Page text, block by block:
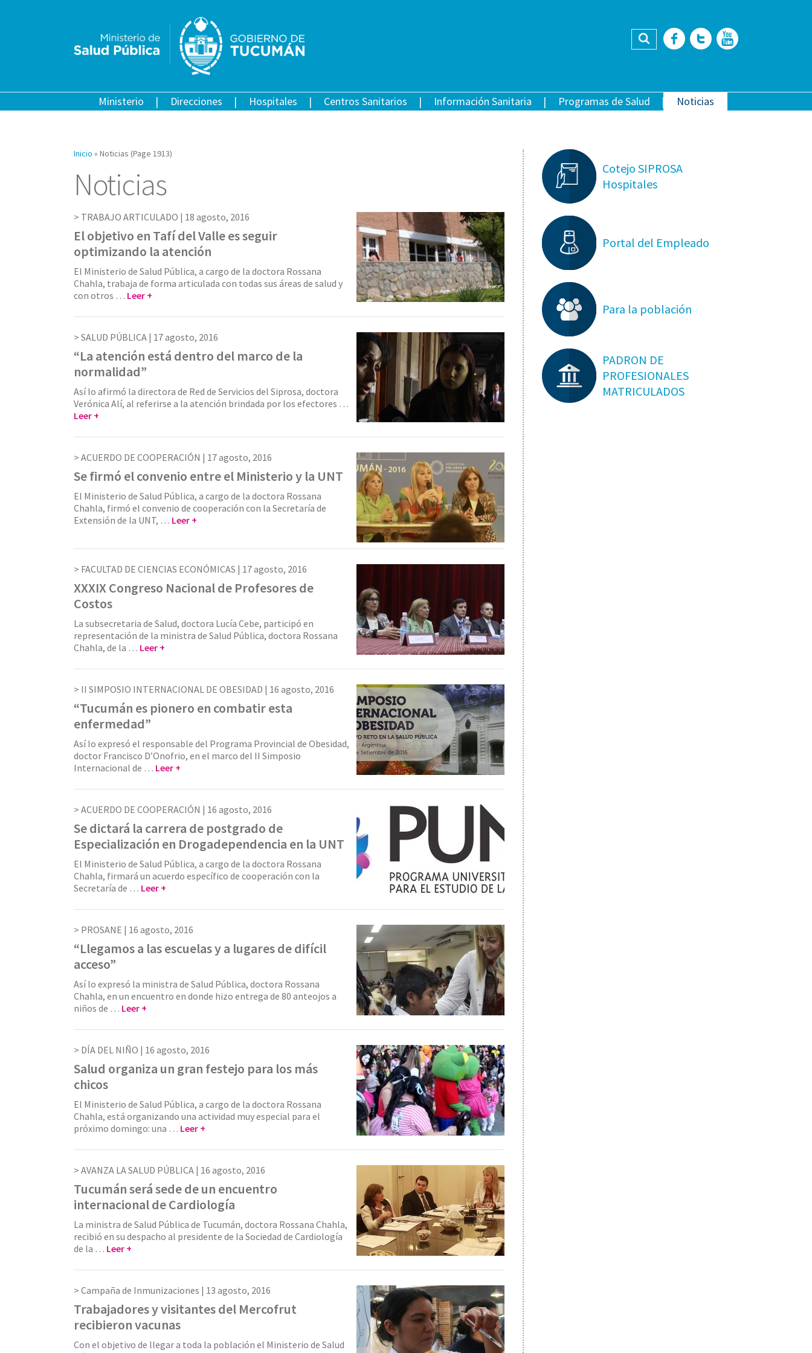
Buscar Facebook
Twitter
Ministerio Direcciones Hospitales Centros Sanitarios Información Sanitaria Programas de Salud Noticias
Inicio » Noticias (Page 1913)
Noticias
TRABAJO ARTICULADO | 18 agosto, 2016
El objetivo en Tafí del Valle es seguir
optimizando la atención
El Ministerio de Salud Pública, a cargo de la doctora Rossana
Chahla, trabaja de forma articulada con todas sus áreas de salud y
con otros … Leer +
SALUD PÚBLICA | 17 agosto, 2016
“La atención está dentro del marco de la
normalidad”
Así lo afirmó la directora de Red de Servicios del Siprosa, doctora
Verónica Alí, al referirse a la atención brindada por los efectores …
Leer +
ACUERDO DE COOPERACIÓN | 17 agosto, 2016
Se firmó el convenio entre el Ministerio y la UNT
El Ministerio de Salud Pública, a cargo de la doctora Rossana
Chahla, firmó el convenio de cooperación con la Secretaría de
Extensión de la UNT, … Leer +
FACULTAD DE CIENCIAS ECONÓMICAS | 17 agosto, 2016
XXXIX Congreso Nacional de Profesores de
Costos
La subsecretaria de Salud, doctora Lucía Cebe, participó en
representación de la ministra de Salud Pública, doctora Rossana
Chahla, de la … Leer +
II SIMPOSIO INTERNACIONAL DE OBESIDAD | 16 agosto, 2016
“Tucumán es pionero en combatir esta
enfermedad”
Así lo expresó el responsable del Programa Provincial de Obesidad,
doctor Francisco D’Onofrio, en el marco del II Simposio
Internacional de … Leer +
ACUERDO DE COOPERACIÓN | 16 agosto, 2016
Se dictará la carrera de postgrado de
Especialización en Drogadependencia en la UNT
El Ministerio de Salud Pública, a cargo de la doctora Rossana
Chahla, firmará un acuerdo específico de cooperación con la
Secretaría de … Leer +
PROSANE | 16 agosto, 2016
“Llegamos a las escuelas y a lugares de difícil
acceso”
Así lo expresó la ministra de Salud Pública, doctora Rossana
Chahla, en un encuentro en donde hizo entrega de 80 anteojos a
niños de … Leer +
DÍA DEL NIÑO | 16 agosto, 2016
Salud organiza un gran festejo para los más
chicos
El Ministerio de Salud Pública, a cargo de la doctora Rossana
Chahla, está organizando una actividad muy especial para el
próximo domingo: una … Leer +
AVANZA LA SALUD PÚBLICA | 16 agosto, 2016
Tucumán será sede de un encuentro
internacional de Cardiología
La ministra de Salud Pública de Tucumán, doctora Rossana Chahla,
recibió en su despacho al presidente de la Sociedad de Cardiología
de la … Leer +
Campaña de Inmunizaciones | 13 agosto, 2016
Trabajadores y visitantes del Mercofrut
recibieron vacunas
Con el objetivo de llegar a toda la población el Ministerio de Salud
Cotejo SIPROSA
Hospitales
Portal del Empleado
Para la población
PADRON DE
PROFESIONALES
MATRICULADOS